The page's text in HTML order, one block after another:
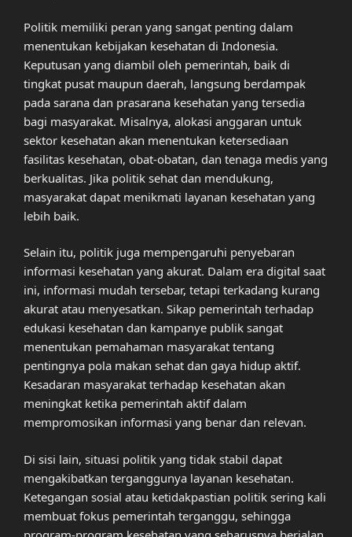
Politik memiliki peran yang sangat penting dalam
menentukan kebijakan kesehatan di Indonesia.
Keputusan yang diambil oleh pemerintah, baik di
tingkat pusat maupun daerah, langsung berdampak
pada sarana dan prasarana kesehatan yang tersedia
bagi masyarakat. Misalnya, alokasi anggaran untuk
sektor kesehatan akan menentukan ketersediaan
fasilitas kesehatan, obat-obatan, dan tenaga medis yang
berkualitas. Jika politik sehat dan mendukung,
masyarakat dapat menikmati layanan kesehatan yang
lebih baik.
Selain itu, politik juga mempengaruhi penyebaran
informasi kesehatan yang akurat. Dalam era digital saat
ini, informasi mudah tersebar, tetapi terkadang kurang
akurat atau menyesatkan. Sikap pemerintah terhadap
edukasi kesehatan dan kampanye publik sangat
menentukan pemahaman masyarakat tentang
pentingnya pola makan sehat dan gaya hidup aktif.
Kesadaran masyarakat terhadap kesehatan akan
meningkat ketika pemerintah aktif dalam
mempromosikan informasi yang benar dan relevan.
Di sisi lain, situasi politik yang tidak stabil dapat
mengakibatkan terganggunya layanan kesehatan.
Ketegangan sosial atau ketidakpastian politik sering kali
membuat fokus pemerintah terganggu, sehingga